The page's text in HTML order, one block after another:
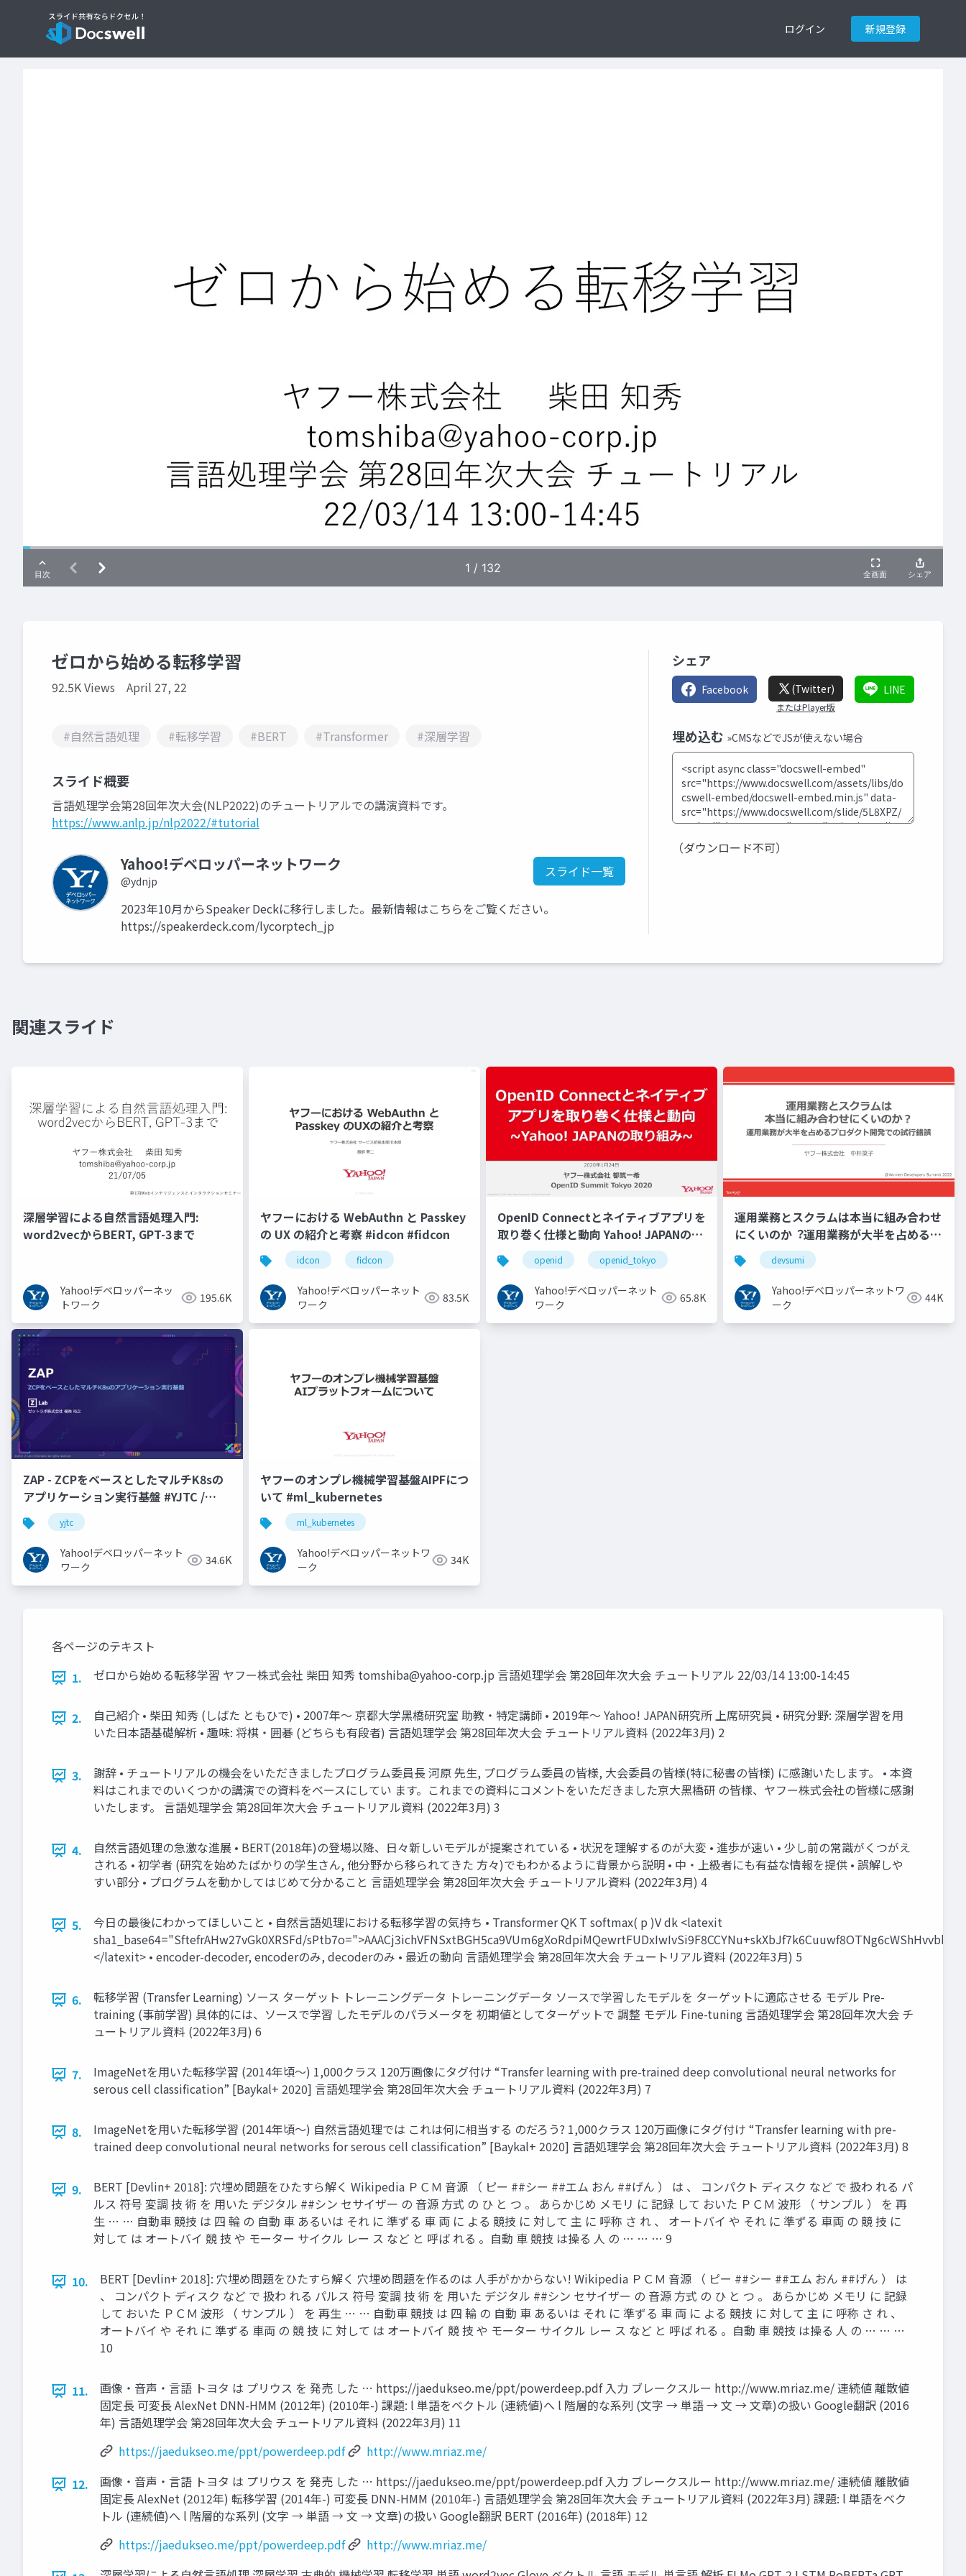
ログイン 新規登録
ゼロから始める転移学習
92.5K Views April 27, 22
#自然言語処理 #転移学習 #BERT #Transformer #深層学習
スライド概要
言語処理学会第28回年次大会(NLP2022)のチュートリアルでの講演資料です。
https://www.anlp.jp/nlp2022/#tutorial
Yahoo!デベロッパーネットワーク
@ydnjp
スライド一覧
2023年10月からSpeaker Deckに移行しました。最新情報はこちらをご覧ください。
https://speakerdeck.com/lycorptech_jp
シェア
Facebook (Twitter)
またはPlayer版
LINE
埋め込む »CMSなどでJSが使えない場合
（ダウンロード不可）
関連スライド
深層学習による自然言語処理入門:
word2vecからBERT, GPT-3まで
Yahoo!デベロッパーネッ
トワーク
195.6K
ヤフーにおける WebAuthn と Passkey
の UX の紹介と考察 #idcon #fidcon
idcon fidcon
Yahoo!デベロッパーネット
ワーク
83.5K
OpenID Connectとネイティブアプリを
取り巻く仕様と動向 Yahoo! JAPANの取
り組み #openid #openid_tokyo
openid openid_tokyo
Yahoo!デベロッパーネット
ワーク
65.8K
運用業務とスクラムは本当に組み合わせ
にくいのか︖運用業務が大半を占めるプ
ロダクト開発での試行錯誤
devsumi
Yahoo!デベロッパーネットワ
ーク
44K
ZAP - ZCPをベースとしたマルチK8sの
アプリケーション実行基盤 #YJTC /
YJTC21 B-3
yjtc
Yahoo!デベロッパーネット
ワーク
34.6K
ヤフーのオンプレ機械学習基盤AIPFにつ
いて #ml_kubernetes
ml_kubernetes
Yahoo!デベロッパーネットワ
ーク
34K
各ページのテキスト
1.
ゼロから始める転移学習 ヤフー株式会社 柴⽥ 知秀 tomshiba@yahoo-corp.jp ⾔語処理学会 第28回年次⼤会 チュートリアル 22/03/14 13:00-14:45
2.
⾃⼰紹介 • 柴⽥ 知秀 (しばた ともひで) • 2007年〜 京都⼤学⿊橋研究室 助教・特定講師 • 2019年〜 Yahoo! JAPAN研究所 上席研究員 • 研究分野: 深層学習を⽤
いた⽇本語基礎解析 • 趣味: 将棋・囲碁 (どちらも有段者) ⾔語処理学会 第28回年次⼤会 チュートリアル資料 (2022年3⽉) 2
3.
謝辞 • チュートリアルの機会をいただきましたプログラム委員⻑ 河原 先⽣, プログラム委員の皆様, ⼤会委員の皆様(特に秘書の皆様) に感謝いたします。 • 本資
料はこれまでのいくつかの講演での資料をベースにしてい ます。これまでの資料にコメントをいただきました京⼤⿊橋研 の皆様、ヤフー株式会社の皆様に感謝
いたします。 ⾔語処理学会 第28回年次⼤会 チュートリアル資料 (2022年3⽉) 3
4.
⾃然⾔語処理の急激な進展 • BERT(2018年)の登場以降、⽇々新しいモデルが提案されている • 状況を理解するのが⼤変 • 進歩が速い • 少し前の常識がくつがえ
される • 初学者 (研究を始めたばかりの学⽣さん, 他分野から移られてきた ⽅々)でもわかるように背景から説明 • 中・上級者にも有益な情報を提供 • 誤解しや
すい部分 • プログラムを動かしてはじめて分かること ⾔語処理学会 第28回年次⼤会 チュートリアル資料 (2022年3⽉) 4
5.
今⽇の最後にわかってほしいこと • ⾃然⾔語処理における転移学習の気持ち • Transformer QK T softmax( p )V dk <latexit
sha1_base64="SftefrAHw27vGk0XRSFd/
</latexit> • encoder-decoder, encoderのみ, decoderのみ • 最近の動向 ⾔語処理学会 第28回年次⼤会 チュートリアル資料 (2022年3⽉) 5
6.
転移学習 (Transfer Learning) ソース ターゲット トレーニングデータ トレーニングデータ ソースで学習したモデルを ターゲットに適応させる モデル Pre-
training (事前学習) 具体的には、ソースで学習 したモデルのパラメータを 初期値としてターゲットで 調整 モデル Fine-tuning ⾔語処理学会 第28回年次⼤会 チ
ュートリアル資料 (2022年3⽉) 6
7.
ImageNetを⽤いた転移学習 (2014年頃〜) 1,000クラス 120万画像にタグ付け “Transfer learning with pre-trained deep convolutional neural networks for
serous cell classification” [Baykal+ 2020] ⾔語処理学会 第28回年次⼤会 チュートリアル資料 (2022年3⽉) 7
8.
ImageNetを⽤いた転移学習 (2014年頃〜) ⾃然⾔語処理では これは何に相当する のだろう? 1,000クラス 120万画像にタグ付け “Transfer learning with pre-
trained deep convolutional neural networks for serous cell classification” [Baykal+ 2020] ⾔語処理学会 第28回年次⼤会 チュートリアル資料 (2022年3⽉) 8
9.
BERT [Devlin+ 2018]: ⽳埋め問題をひたすら解く Wikipedia ＰＣＭ ⾳源 （ ピー ##シー ##エム おん ##げん ） は 、 コンパクト ディスク など で 扱わ れる パ
ルス 符号 変調 技 術 を ⽤いた デジタル ##シン セサイザー の ⾳源 ⽅式 の ひ と つ 。 あらかじめ メモリ に 記録 して おいた ＰＣＭ 波形 （ サンプル ） を 再
⽣ … … ⾃動⾞ 競技 は 四 輪 の ⾃動 ⾞ あるいは それ に 準ずる ⾞ 両 に よる 競技 に 対して 主 に 呼称 さ れ 、 オートバイ や それ に 準ずる ⾞両 の 競 技 に
対して は オートバイ 競 技 や モーター サイクル レー ス など と 呼ば れる 。⾃動 ⾞ 競技 は操る ⼈ の … … … 9
10.
BERT [Devlin+ 2018]: ⽳埋め問題をひたすら解く ⽳埋め問題を作るのは ⼈⼿がかからない! Wikipedia ＰＣＭ ⾳源 （ ピー ##シー ##エム おん ##げん ） は
、 コンパクト ディスク など で 扱わ れる パルス 符号 変調 技 術 を ⽤いた デジタル ##シン セサイザー の ⾳源 ⽅式 の ひ と つ 。 あらかじめ メモリ に 記録
して おいた ＰＣＭ 波形 （ サンプル ） を 再⽣ … … ⾃動⾞ 競技 は 四 輪 の ⾃動 ⾞ あるいは それ に 準ずる ⾞ 両 に よる 競技 に 対して 主 に 呼称 さ れ 、
オートバイ や それ に 準ずる ⾞両 の 競 技 に 対して は オートバイ 競 技 や モーター サイクル レー ス など と 呼ば れる 。⾃動 ⾞ 競技 は操る ⼈ の … … …
10
11.
画像・⾳声・⾔語 トヨタ は プリウス を 発売 した … https://jaedukseo.me/ppt/powerdeep.pdf ⼊⼒ ブレークスルー http://www.mriaz.me/ 連続値 離散値
固定⻑ 可変⻑ AlexNet DNN-HMM (2012年) (2010年-) 課題: l 単語をベクトル (連続値)へ l 階層的な系列 (⽂字 → 単語 → ⽂ → ⽂章)の扱い Google翻訳 (2016
年) ⾔語処理学会 第28回年次⼤会 チュートリアル資料 (2022年3⽉) 11
https://jaedukseo.me/ppt/powerdeep.pdf
http://www.mriaz.me/
12.
画像・⾳声・⾔語 トヨタ は プリウス を 発売 した … https://jaedukseo.me/ppt/powerdeep.pdf ⼊⼒ ブレークスルー http://www.mriaz.me/ 連続値 離散値
固定⻑ AlexNet (2012年) 転移学習 (2014年-) 可変⻑ DNN-HMM (2010年-) ⾔語処理学会 第28回年次⼤会 チュートリアル資料 (2022年3⽉) 課題: l 単語をベク
トル (連続値)へ l 階層的な系列 (⽂字 → 単語 → ⽂ → ⽂章)の扱い Google翻訳 BERT (2016年) (2018年) 12
https://jaedukseo.me/ppt/powerdeep.pdf
http://www.mriaz.me/